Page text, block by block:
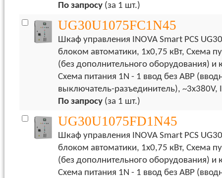
По запросу (за 1 шт.)
UG30U1075FC1N45
Шкаф управления INOVA Smart PCS
блоком автоматики, 1х0,75 кВт, Схема
(без дополнительного оборудования) и
Схема питания 1N - 1 ввод без АВР
выключатель-разъединитель), ~3x380V,
По запросу (за 1 шт.)
UG30U1075FD1N45
Шкаф управления INOVA Smart PCS
блоком автоматики, 1х0,75 кВт, Схема
(без дополнительного оборудования)
Схема питания 1N - 1 ввод без АВР